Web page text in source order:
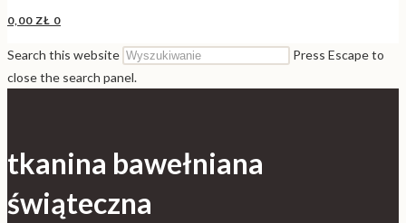
0,00 ZŁ 0
Search this website
Press Escape to
close the search panel.
tkanina bawełniana
świąteczna